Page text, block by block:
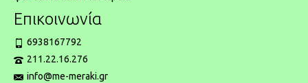
Επικοινωνία
6938167792
211.22.16.276
info@me-meraki.gr